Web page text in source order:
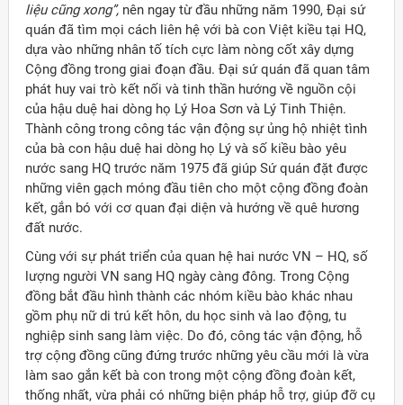
liệu cũng xong”, nên ngay từ đầu những năm 1990, Đại sứ
quán đã tìm mọi cách liên hệ với bà con Việt kiều tại HQ,
dựa vào những nhân tố tích cực làm nòng cốt xây dựng
Cộng đồng trong giai đoạn đầu. Đại sứ quán đã quan tâm
phát huy vai trò kết nối và tinh thần hướng về nguồn cội
của hậu duệ hai dòng họ Lý Hoa Sơn và Lý Tinh Thiện.
Thành công trong công tác vận động sự ủng hộ nhiệt tình
của bà con hậu duệ hai dòng họ Lý và số kiều bào yêu
nước sang HQ trước năm 1975 đã giúp Sứ quán đặt được
những viên gạch móng đầu tiên cho một cộng đồng đoàn
kết, gắn bó với cơ quan đại diện và hướng về quê hương
đất nước.
Cùng với sự phát triển của quan hệ hai nước VN – HQ, số
lượng người VN sang HQ ngày càng đông. Trong Cộng
đồng bắt đầu hình thành các nhóm kiều bào khác nhau
gồm phụ nữ di trú kết hôn, du học sinh và lao động, tu
nghiệp sinh sang làm việc. Do đó, công tác vận động, hỗ
trợ cộng đồng cũng đứng trước những yêu cầu mới là vừa
làm sao gắn kết bà con trong một cộng đồng đoàn kết,
thống nhất, vừa phải có những biện pháp hỗ trợ, giúp đỡ cụ